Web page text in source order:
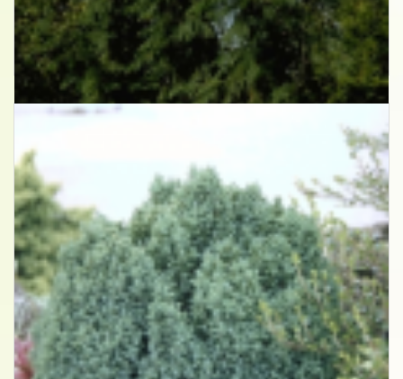
Californische cipres
Chamaecyparis lawsoniana 'Dik's Weeping'